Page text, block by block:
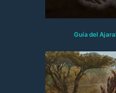
Guía del